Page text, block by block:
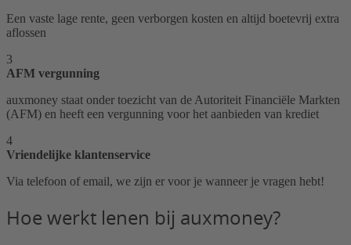
Een vaste lage rente, geen verborgen kosten en altijd boetevrij extra
aflossen
3
AFM vergunning
auxmoney staat onder toezicht van de Autoriteit Financiële Markten
(AFM) en heeft een vergunning voor het aanbieden van krediet
4
Vriendelijke klantenservice
Via telefoon of email, we zijn er voor je wanneer je vragen hebt!
Hoe werkt lenen bij auxmoney?